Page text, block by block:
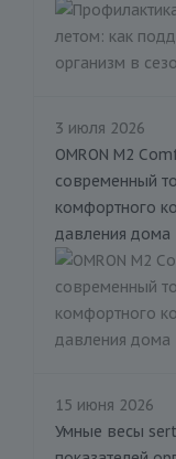
3 июля 2026
OMRON M2
современный
комфортного
давления дома
15 июня 2026
Умные весы